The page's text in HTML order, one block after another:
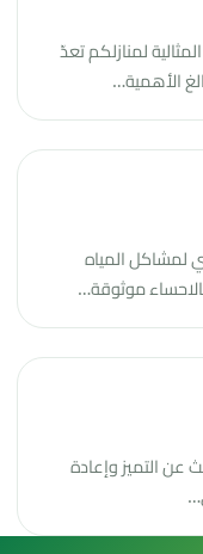
لمنازلكم تعدّ
الأهمية…
لمشاكل المياه
موثوقة…
عن التميز وإعادة